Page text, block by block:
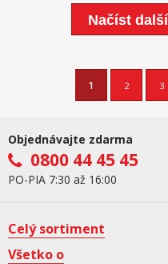
Načíst
1 2 3
Objednávajte zdarma
0800 44 45 45
PO-PIA 7:30 až 16:00
Celý sortiment
Všetko o